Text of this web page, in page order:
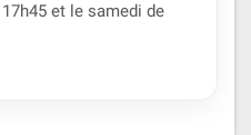
et le samedi de